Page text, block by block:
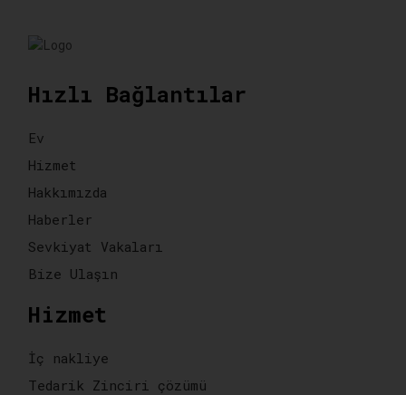
Hızlı Bağlantılar
Ev
Hizmet
Hakkımızda
Haberler
Sevkiyat Vakaları
Bize Ulaşın
Hizmet
İç nakliye
Tedarik Zinciri çözümü